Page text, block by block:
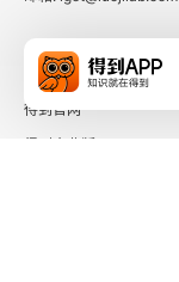
相关链接：
得到官网